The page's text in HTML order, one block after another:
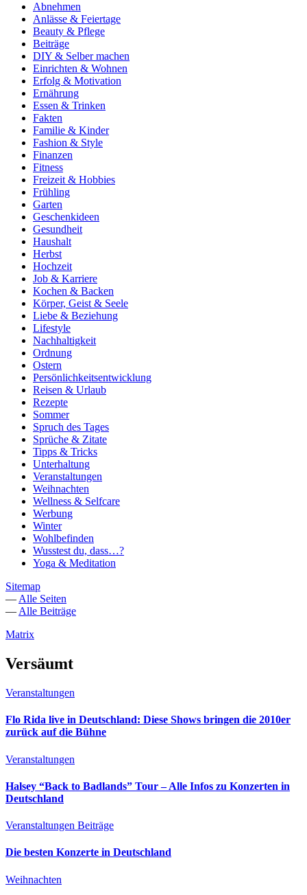
Abnehmen
Anlässe & Feiertage
Beauty & Pflege
Beiträge
DIY & Selber machen
Einrichten & Wohnen
Erfolg & Motivation
Ernährung
Essen & Trinken
Fakten
Familie & Kinder
Fashion & Style
Finanzen
Fitness
Freizeit & Hobbies
Frühling
Garten
Geschenkideen
Gesundheit
Haushalt
Herbst
Hochzeit
Job & Karriere
Kochen & Backen
Körper, Geist & Seele
Liebe & Beziehung
Lifestyle
Nachhaltigkeit
Ordnung
Ostern
Persönlichkeitsentwicklung
Reisen & Urlaub
Rezepte
Sommer
Spruch des Tages
Sprüche & Zitate
Tipps & Tricks
Unterhaltung
Veranstaltungen
Weihnachten
Wellness & Selfcare
Werbung
Winter
Wohlbefinden
Wusstest du, dass…?
Yoga & Meditation
Sitemap
— Alle Seiten
— Alle Beiträge
Matrix
Versäumt
Veranstaltungen
Flo Rida live in Deutschland: Diese Shows bringen die 2010er
zurück auf die Bühne
Veranstaltungen
Halsey “Back to Badlands” Tour – Alle Infos zu Konzerten in
Deutschland
Veranstaltungen Beiträge
Die besten Konzerte in Deutschland
Weihnachten